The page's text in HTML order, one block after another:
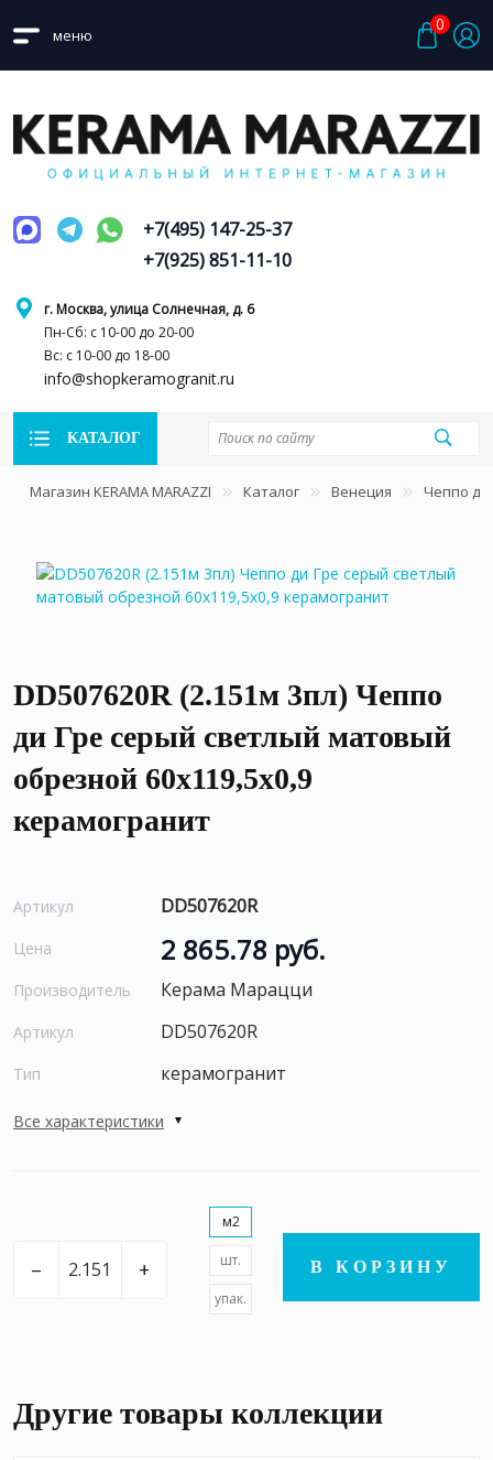
меню
0
г. Москва, улица Солнечная, д. 6
Пн-Сб: с 10-00 до 20-00
Вс: с 10-00 до 18-00
info@shopkeramogranit.ru
+7(495) 147-25-37
+7(925) 851-11-10
КАТАЛОГ
Магазин KERAMA MARAZZI Каталог Венеция Чеппо ди
DD507620R (2.151м 3пл) Чеппо
ди Гре серый светлый матовый
обрезной 60x119,5x0,9
керамогранит
Артикул DD507620R
Цена 2 865.78 руб.
Производитель Керама Марацци
Артикул DD507620R
Тип керамогранит
Все характеристики
– +
м2
шт.
упак.
В КОРЗИНУ
Другие товары коллекции